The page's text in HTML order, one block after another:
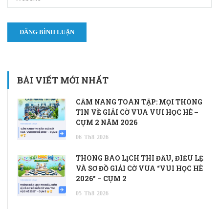
BÀI VIẾT MỚI NHẤT
CẨM NANG TOÀN TẬP: MỌI THÔNG
TIN VỀ GIẢI CỜ VUA VUI HỌC HÈ –
CỤM 2 NĂM 2026
06 Th8 2026
THÔNG BÁO LỊCH THI ĐẤU, ĐIỀU LỆ
VÀ SƠ ĐỒ GIẢI CỜ VUA “VUI HỌC HÈ
2026” – CỤM 2
05 Th8 2026